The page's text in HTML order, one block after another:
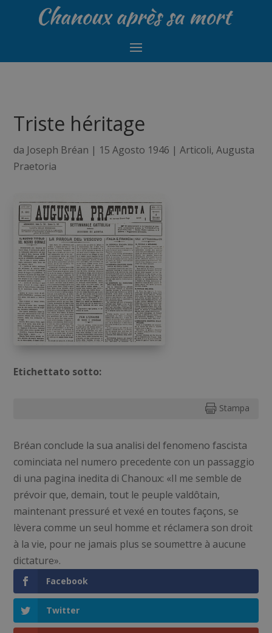
Triste héritage
da Joseph Bréan | 15 Agosto 1946 |Articoli,Augusta
Praetoria
Etichettato sotto:
 Stampa
Bréan conclude la sua analisi del fenomeno fascista
cominciata nel numero precedente con un passaggio
di una pagina inedita di Chanoux: «Il me semble de
prévoir que, demain, tout le peuple valdôtain,
maintenant pressuré et vexé en toutes façons, se
lèvera comme un seul homme et réclamera son droit
à la vie, pour ne jamais plus se soumettre à aucune
dictature».
Facebook
Twitter